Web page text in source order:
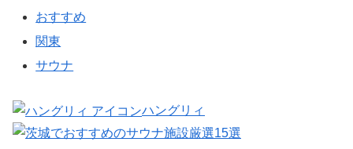
おすすめ
関東
サウナ
ハングリィ